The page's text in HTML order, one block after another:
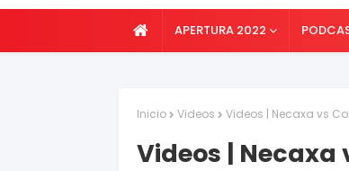
APERTURA 2022
Inicio Videos Videos | Necaxa vs
Videos |